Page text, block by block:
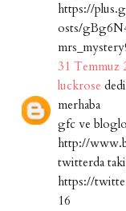
https://
osts/
31 Temmuz
luckrose
merhaba
gfc ve
http://
twitterda
https://
16